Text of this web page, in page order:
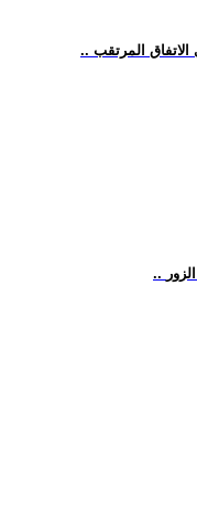
المرتقب